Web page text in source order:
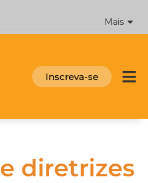
Mais
Inscreva-se
diretrizes